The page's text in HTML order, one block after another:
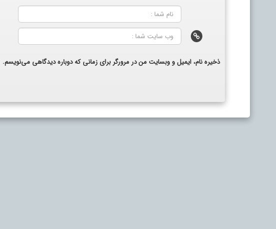
ذخیره نام، ایمیل و وبسایت من در مرورگر برای زمانی که دوباره دیدگاهی می‌نویسم.